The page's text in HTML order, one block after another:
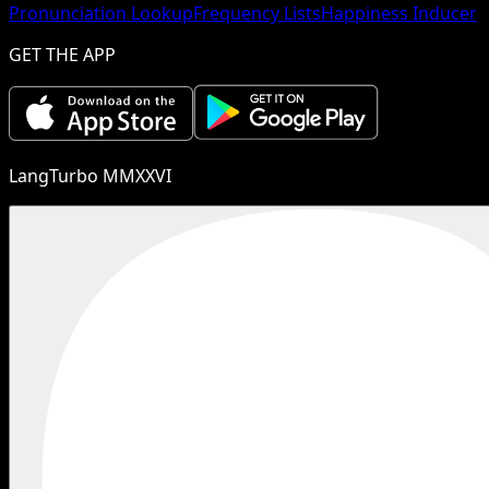
Pronunciation LookupFrequency ListsHappiness Inducer
GET THE APP
LangTurbo MMXXVI